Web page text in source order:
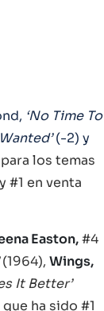
‘No Time To
(-2) y
los temas
#1 en venta
Easton,#4
(1964), Wings,
It Better’
ha sido #1